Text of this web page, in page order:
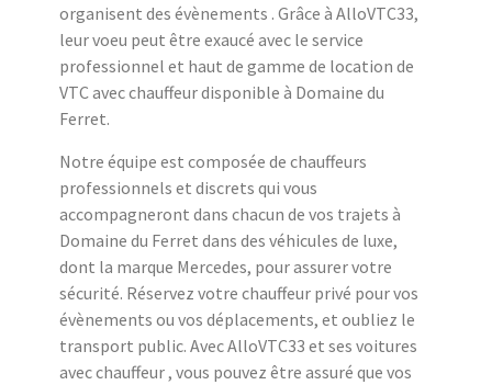
organisent des évènements . Grâce à AlloVTC33,
leur voeu peut être exaucé avec le service
professionnel et haut de gamme de location de
VTC avec chauffeur disponible à Domaine du
Ferret.
Notre équipe est composée de chauffeurs
professionnels et discrets qui vous
accompagneront dans chacun de vos trajets à
Domaine du Ferret dans des véhicules de luxe,
dont la marque Mercedes, pour assurer votre
sécurité. Réservez votre chauffeur privé pour vos
évènements ou vos déplacements, et oubliez le
transport public. Avec AlloVTC33 et ses voitures
avec chauffeur , vous pouvez être assuré que vos